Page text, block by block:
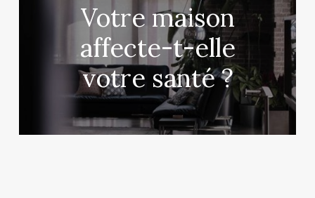
Votre maison
affecte-t-elle
votre santé ?